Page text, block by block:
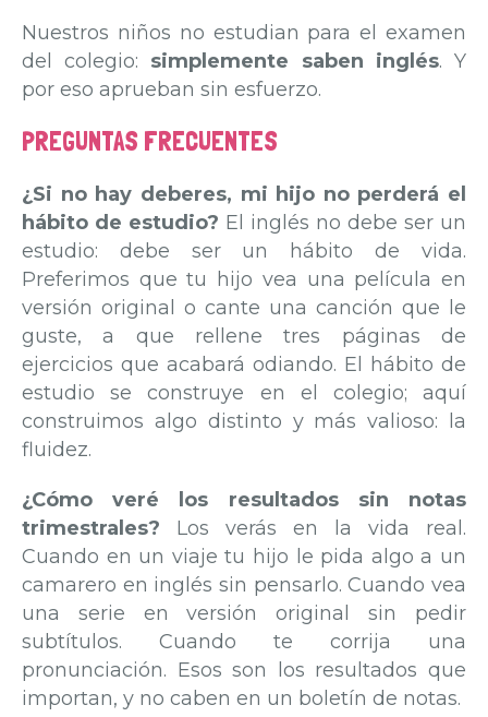
Nuestros niños no estudian para el examen
del colegio: simplemente saben inglés. Y
por eso aprueban sin esfuerzo.
PREGUNTAS FRECUENTES
¿Si no hay deberes, mi hijo no perderá el
hábito de estudio? El inglés no debe ser un
estudio: debe ser un hábito de vida.
Preferimos que tu hijo vea una película en
versión original o cante una canción que le
guste, a que rellene tres páginas de
ejercicios que acabará odiando. El hábito de
estudio se construye en el colegio; aquí
construimos algo distinto y más valioso: la
fluidez.
¿Cómo veré los resultados sin notas
trimestrales? Los verás en la vida real.
Cuando en un viaje tu hijo le pida algo a un
camarero en inglés sin pensarlo. Cuando vea
una serie en versión original sin pedir
subtítulos. Cuando te corrija una
pronunciación. Esos son los resultados que
importan, y no caben en un boletín de notas.